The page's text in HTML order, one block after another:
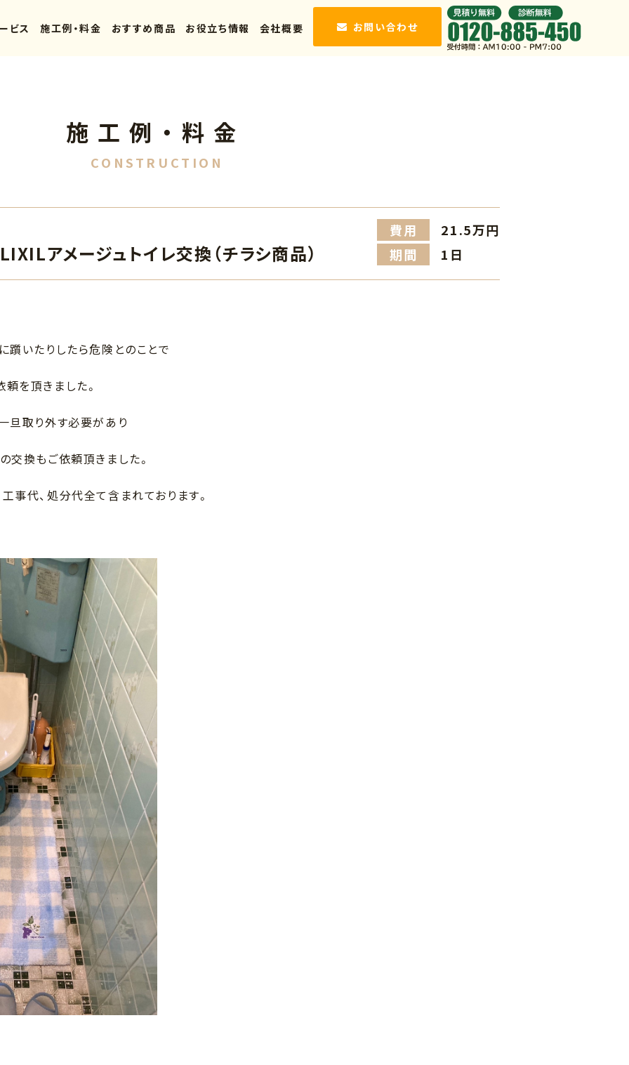
ビス 施工例・料金 おすすめ商品 お役立ち情報 会社概要 お問い合わせ
施工例・料金
CONSTRUCTION
アメージュトイレ交換（チラシ商品）
費用
21.5万円
期間
1日
躓いたりしたら危険とのことで
を頂きました。
旦取り外す必要があり
交換もご依頼頂きました。
事代、処分代全て含まれております。